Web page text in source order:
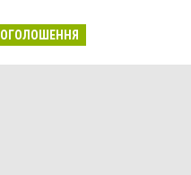
ОГОЛОШЕННЯ